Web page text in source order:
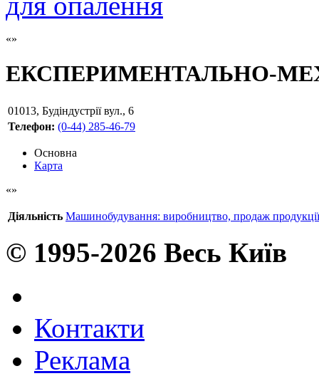
ЕКСПЕРИМЕНТАЛЬНО-
01013, Будіндустрії вул., 6
Телефон: (0-44) 285-46-79
Основна
Карта
Діяльність Машинобудування: виробництво, продаж продукції
© 1995-2026 Весь Київ
Контакти
Реклама